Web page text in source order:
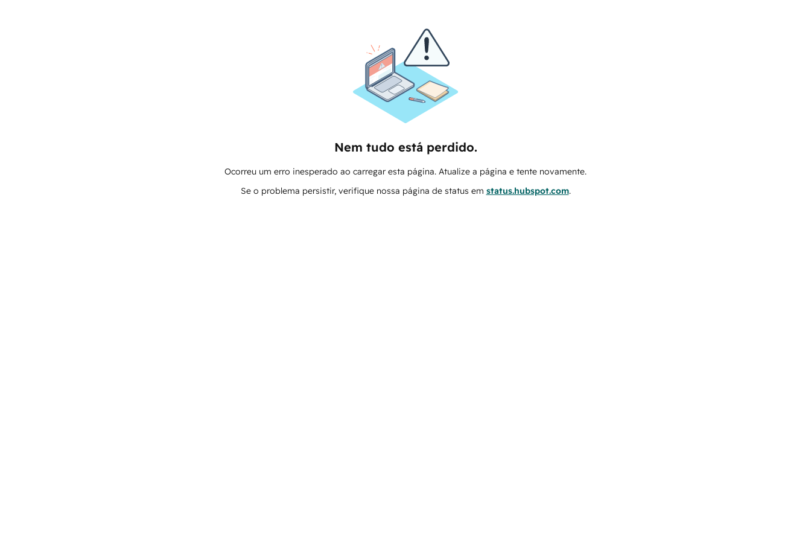
Nem tudo está perdido.
Ocorreu um erro inesperado ao carregar esta página. Atualize a página e tente novamente.
Se o problema persistir, verifique nossa página de status em status.hubspot.com.